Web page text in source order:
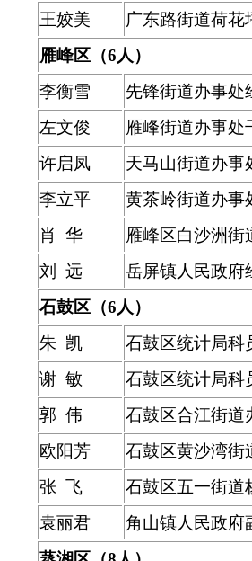
王姣美
广东路街道荷花
雁峰区（6人）
李衡雪
先锋街道办事处
左文俊
雁峰街道办事处
许启凤
天马山街道办事
李立平
黄茶岭街道办事
肖 华
雁峰区白沙洲街
刘 远
岳屏镇人民政府
石鼓区（6人）
朱 凯
石鼓区统计局科
谢 敏
石鼓区统计局科
郭 伟
石鼓区合江街道
欧阳芳
石鼓区黄沙湾街
张 飞
石鼓区五一街道
袁丽君
角山镇人民政府